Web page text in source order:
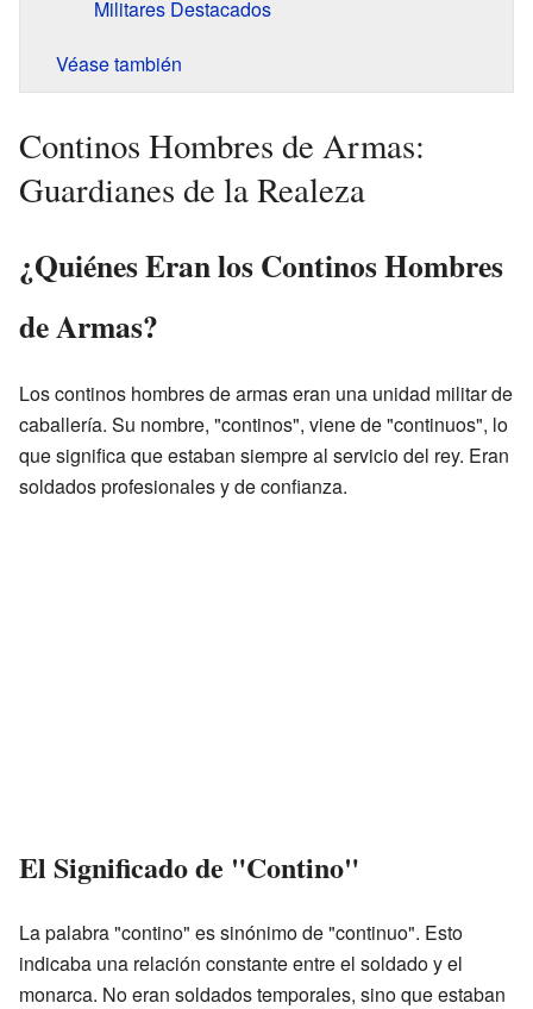
Militares Destacados
Véase también
Continos Hombres de Armas:
Guardianes de la Realeza
¿Quiénes Eran los Continos Hombres
de Armas?
Los continos hombres de armas eran una unidad militar de
caballería. Su nombre, "continos", viene de "continuos", lo
que significa que estaban siempre al servicio del rey. Eran
soldados profesionales y de confianza.
El Significado de "Contino"
La palabra "contino" es sinónimo de "continuo". Esto
indicaba una relación constante entre el soldado y el
monarca. No eran soldados temporales, sino que estaban